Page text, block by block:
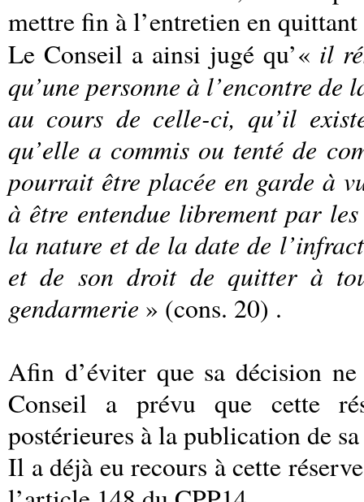
mettre fin à l’entretien en
Le Conseil a ainsi jugé qu’« il
qu’une personne à l’encontre
au cours de celle-ci, qu’il
qu’elle a commis ou tenté de
pourrait être placée en garde à
à être entendue librement par
la nature et de la date de
et de son droit de quitter à
gendarmerie » (cons. 20) .
Afin d’éviter que sa décision
Conseil a prévu que cette
postérieures à la publication de
Il a déjà eu recours à cette